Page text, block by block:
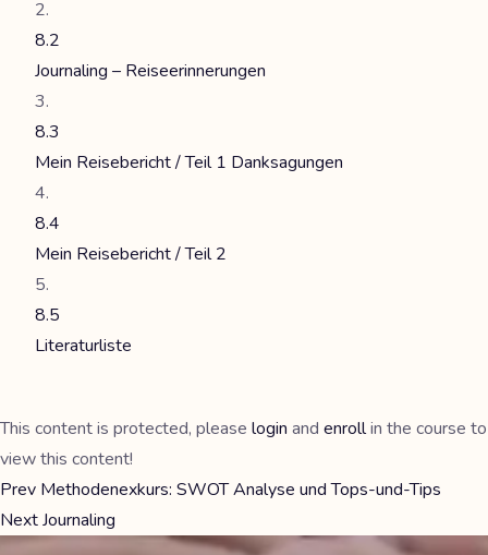
8.2
Journaling – Reiseerinnerungen
8.3
Mein Reisebericht / Teil 1 Danksagungen
8.4
Mein Reisebericht / Teil 2
8.5
Literaturliste
This content is protected, please login and enrollin the course to
view this content!
Prev Methodenexkurs: SWOT Analyse und Tops-und-Tips
NextJournaling